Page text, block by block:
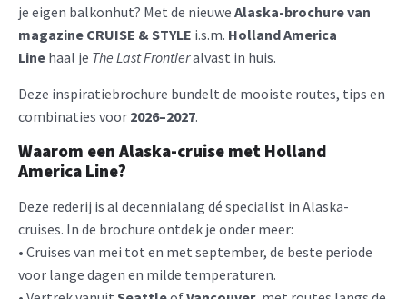
je eigen balkonhut? Met de nieuwe Alaska-brochure van
magazine CRUISE & STYLE i.s.m. Holland America
Line haal je The Last Frontieralvast in huis.
Deze inspiratiebrochure bundelt de mooiste routes, tips en
combinaties voor 2026–2027.
Waarom een Alaska-cruise met Holland
America Line?
Deze rederij is al decennialang dé specialist in Alaska-
cruises. In de brochure ontdek je onder meer:
• Cruises van mei tot en met september, de beste periode
voor lange dagen en milde temperaturen.